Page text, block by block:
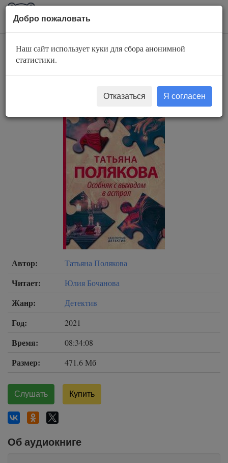
AuBook.org
Особняк с выходом
в астрал
Автор: Татьяна Полякова
Читает: Юлия Бочанова
Жанр: Детектив
Год: 2021
Время: 08:34:08
Размер: 471.6 Мб
Слушать Купить
Об аудиокниге
Добро пожаловать
Наш сайт использует куки для сбора анонимной
статистики.
Отказаться Я согласен